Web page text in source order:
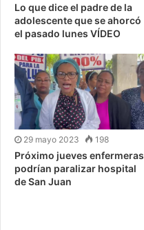
Lo que dice el padre de la
adolescente que se ahorcó
el pasado lunes VÍDEO
29 mayo 2023 198
Próximo jueves enfermeras
podrían paralizar hospital
de San Juan